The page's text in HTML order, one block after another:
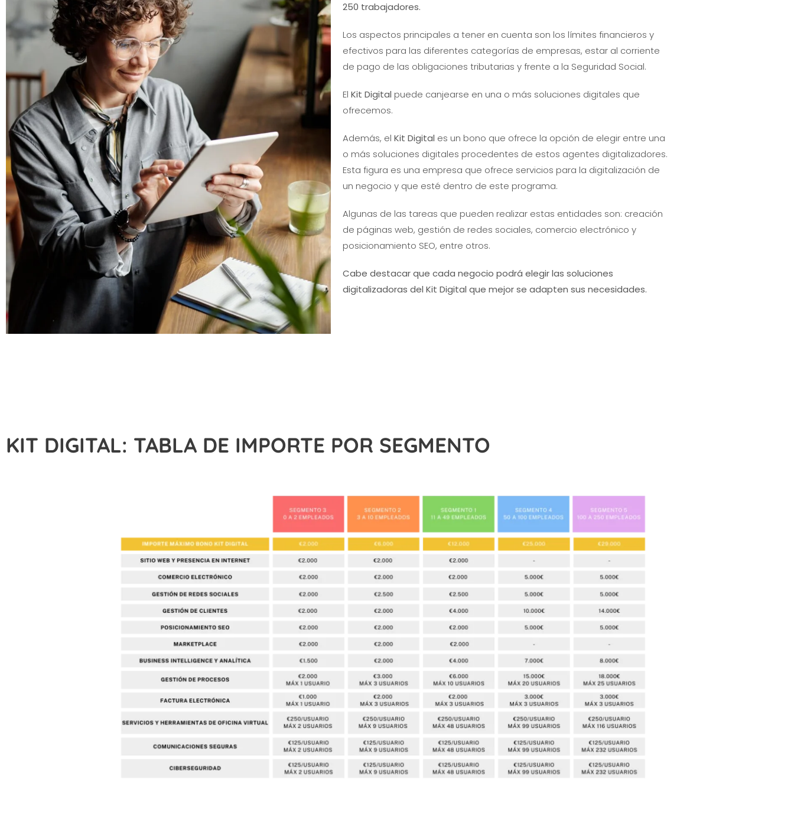
250 trabajadores.
Los aspectos principales a tener en cuenta son los límites financieros y
efectivos para las diferentes categorías de empresas, estar al corriente
de pago de las obligaciones tributarias y frente a la Seguridad Social.
El Kit Digital puede canjearse en una o más soluciones digitales que
ofrecemos.
Además, el Kit Digital es un bono que ofrece la opción de elegir entre una
o más soluciones digitales procedentes de estos agentes digitalizadores.
Esta figura es una empresa que ofrece servicios para la digitalización de
un negocio y que esté dentro de este programa.
Algunas de las tareas que pueden realizar estas entidades son: creación
de páginas web, gestión de redes sociales, comercio electrónico y
posicionamiento SEO, entre otros.
Cabe destacar que cada negocio podrá elegir las soluciones
digitalizadoras del Kit Digital que mejor se adapten sus necesidades.
KIT DIGITAL: TABLA DE IMPORTE POR SEGMENTO